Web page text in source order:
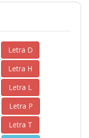
Letra D
Letra H
Letra L
Letra P
Letra T